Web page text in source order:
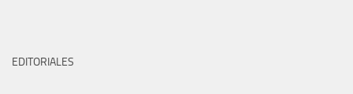
EDITORIALES